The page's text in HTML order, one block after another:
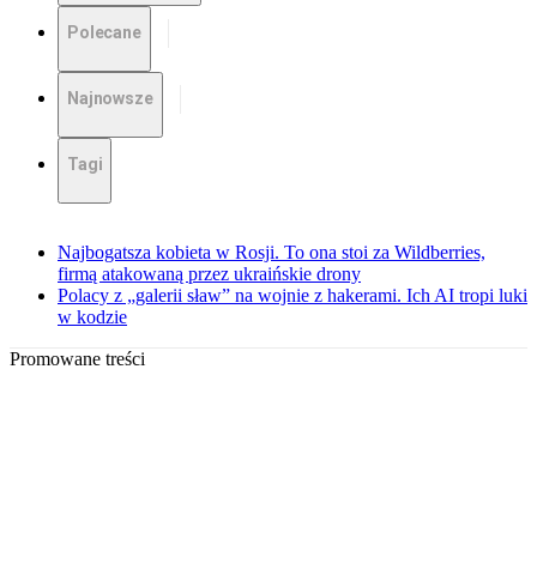
Polecane
Najnowsze
Tagi
Najbogatsza kobieta w Rosji. To ona stoi za Wildberries,
firmą atakowaną przez ukraińskie drony
Polacy z „galerii sław” na wojnie z hakerami. Ich AI tropi luki
w kodzie
Promowane treści